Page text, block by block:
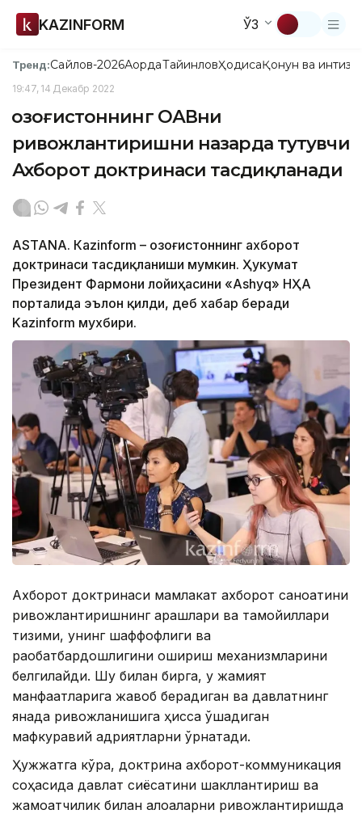
KAZINFORM ЎЗ
Тренд:Сайлов-2026АқордаТайинловҲодисаҚонун ва
19:47, 14 Декабр 2022
Қозоғистоннинг ОАВни
ривожлантиришни назарда тутувчи
Ахборот доктринаси тасдиқланади
ASTANА. Кazinform – Қозоғистоннинг ахборот
доктринаси тасдиқланиши мумкин. Ҳукумат
Президент Фармони лойиҳасини «Аshyq» НҲА
порталида эълон қилди, деб хабар беради
Kazinform мухбири.
Ахборот доктринаси мамлакат ахборот саноатини
ривожлантиришнинг қарашлари ва тамойиллари
тизими, унинг шаффофлиги ва
рақобатбардошлигини ошириш механизмларини
белгилайди. Шу билан бирга, у жамият
манфаатларига жавоб берадиган ва давлатнинг
янада ривожланишига ҳисса қўшадиган
мафкуравий қадриятларни ўрнатади.
Ҳужжатга кўра, доктрина ахборот-коммуникация
соҳасида давлат сиёсатини шакллантириш ва
жамоатчилик билан алоқаларни ривожлантиришда